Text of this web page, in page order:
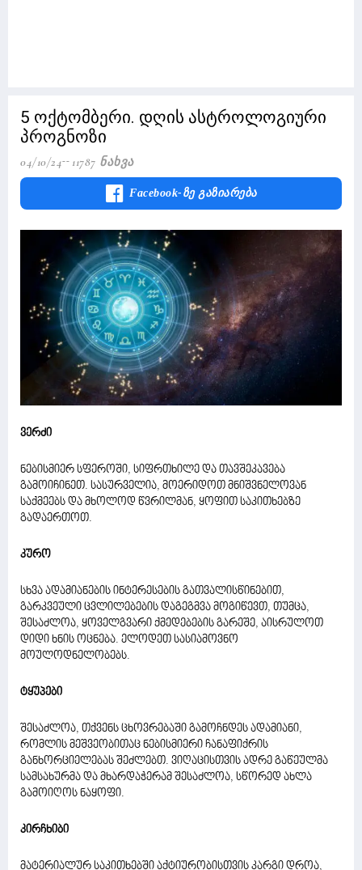
5 ოქტომბერი. დღის ასტროლოგიური
პროგნოზი
04/10/24 11787 Ნახვა
Facebook-Ზე Გაზიარება
ვერძი
ნებისმიერ სფეროში, სიფრთხილე და თავშეკავება
გამოიჩინეთ. სასურველია, მოერიდოთ მნიშვნელოვან
საქმეებს და მხოლოდ წვრილმან, ყოფით საკითხებზე
გადაერთოთ.
კურო
სხვა ადამიანების ინტერესების გათვალისწინებით,
გარკვეული ცვლილებების დაგეგმვა მოგიწევთ, თუმცა,
შესაძლოა, ყოველგვარი ქმედებების გარეშე, აისრულოთ
დიდი ხნის ოცნება. ელოდეთ სასიამოვნო
მოულოდნელობებს.
ტყუპები
შესაძლოა, თქვენს ცხოვრებაში გამოჩნდეს ადამიანი,
რომლის მეშვეობითაც ნებისმიერი ჩანაფიქრის
განხორციელებას შეძლებთ. ვიღაცისთვის ადრე გაწეულმა
სამსახურმა და მხარდაჭერამ შესაძლოა, სწორედ ახლა
გამოიღოს ნაყოფი.
კირჩხიბი
მატერიალურ საკითხებში აქტიურობისთვის კარგი დროა,